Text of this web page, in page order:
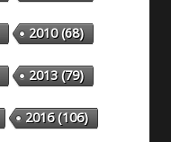
2010(68)
2013(79)
2016(106)